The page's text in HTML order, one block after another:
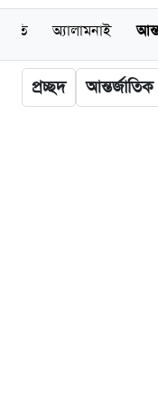
অ্যালামনাই
প্রচ্ছদ আন্তর্জাতিক